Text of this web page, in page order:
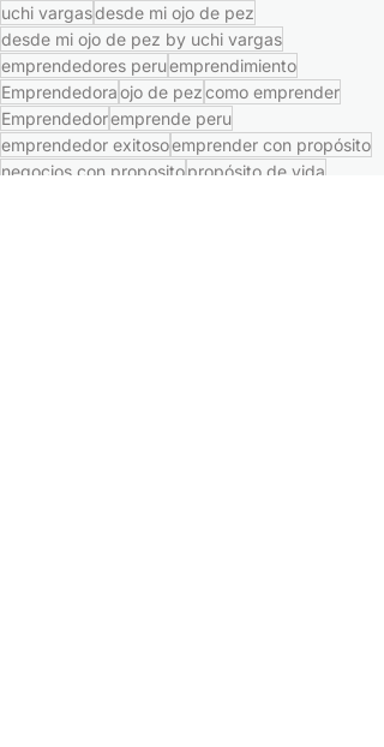
uchi vargasdesde mi ojo de pez
desde mi ojo de pez by uchi vargas
emprendedores peruemprendimiento
Emprendedoraojo de pezcomo emprender
Emprendedoremprende peru
emprendedor exitosoemprender con propósito
negocios con propositopropósito de vida